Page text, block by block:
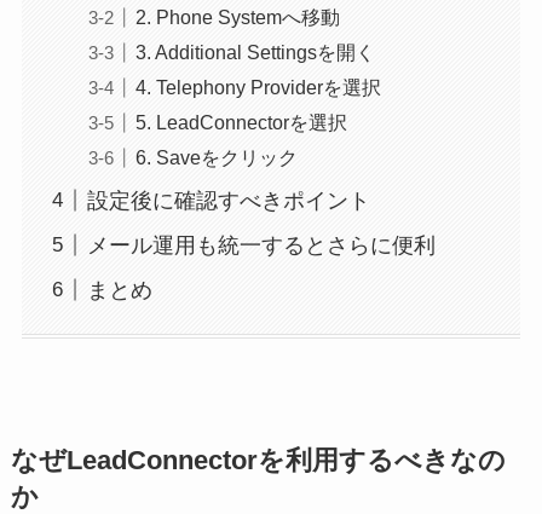
2. Phone Systemへ移動
3. Additional Settingsを開く
4. Telephony Providerを選択
5. LeadConnectorを選択
6. Saveをクリック
設定後に確認すべきポイント
メール運用も統一するとさらに便利
まとめ
なぜLeadConnectorを利用するべきなの
か